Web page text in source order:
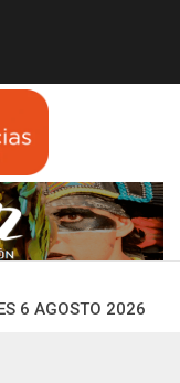
6 AGOSTO 2026